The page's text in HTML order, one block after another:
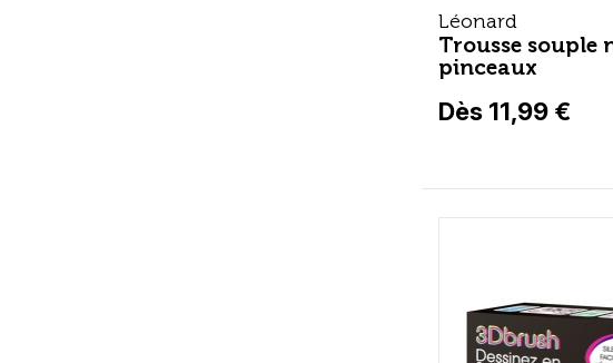
Léonard
Trousse souple
pinceaux
Dès 11,99 €